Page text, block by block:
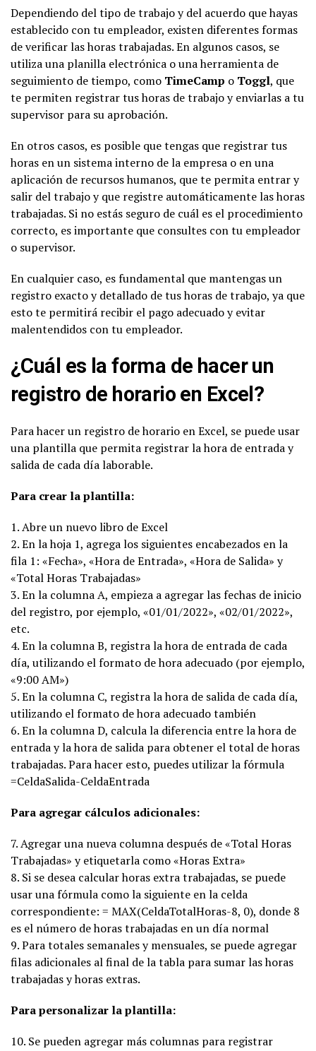
Dependiendo del tipo de trabajo y del acuerdo que hayas
establecido con tu empleador, existen diferentes formas
de verificar las horas trabajadas. En algunos casos, se
utiliza una planilla electrónica o una herramienta de
seguimiento de tiempo, como TimeCamp o Toggl, que
te permiten registrar tus horas de trabajo y enviarlas a tu
supervisor para su aprobación.
En otros casos, es posible que tengas que registrar tus
horas en un sistema interno de la empresa o en una
aplicación de recursos humanos, que te permita entrar y
salir del trabajo y que registre automáticamente las horas
trabajadas. Si no estás seguro de cuál es el procedimiento
correcto, es importante que consultes con tu empleador
o supervisor.
En cualquier caso, es fundamental que mantengas un
registro exacto y detallado de tus horas de trabajo, ya que
esto te permitirá recibir el pago adecuado y evitar
malentendidos con tu empleador.
¿Cuál es la forma de hacer un
registro de horario en Excel?
Para hacer un registro de horario en Excel, se puede usar
una plantilla que permita registrar la hora de entrada y
salida de cada día laborable.
Para crear la plantilla:
1. Abre un nuevo libro de Excel
2. En la hoja 1, agrega los siguientes encabezados en la
fila 1: «Fecha», «Hora de Entrada», «Hora de Salida» y
«Total Horas Trabajadas»
3. En la columna A, empieza a agregar las fechas de inicio
del registro, por ejemplo, «01/01/2022», «02/01/2022»,
etc.
4. En la columna B, registra la hora de entrada de cada
día, utilizando el formato de hora adecuado (por ejemplo,
«9:00 AM»)
5. En la columna C, registra la hora de salida de cada día,
utilizando el formato de hora adecuado también
6. En la columna D, calcula la diferencia entre la hora de
entrada y la hora de salida para obtener el total de horas
trabajadas. Para hacer esto, puedes utilizar la fórmula
=CeldaSalida-CeldaEntrada
Para agregar cálculos adicionales:
7. Agregar una nueva columna después de «Total Horas
Trabajadas» y etiquetarla como «Horas Extra»
8. Si se desea calcular horas extra trabajadas, se puede
usar una fórmula como la siguiente en la celda
correspondiente: = MAX(CeldaTotalHoras-8, 0), donde 8
es el número de horas trabajadas en un día normal
9. Para totales semanales y mensuales, se puede agregar
filas adicionales al final de la tabla para sumar las horas
trabajadas y horas extras.
Para personalizar la plantilla:
10. Se pueden agregar más columnas para registrar